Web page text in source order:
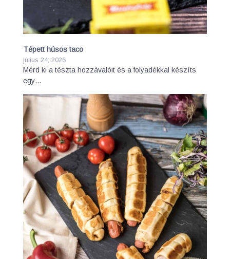
Tépett húsos taco
július 24, 2026
Mérd ki a tészta hozzávalóit és a folyadékkal készíts
egy…